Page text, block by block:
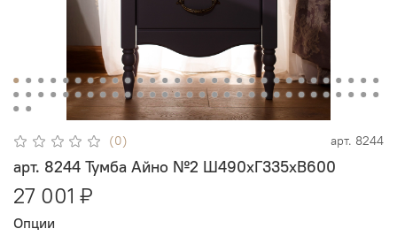
(0) арт. 8244
арт. 8244 Тумба Айно №2 Ш490хГ335хВ600
27 001 ₽
Опции